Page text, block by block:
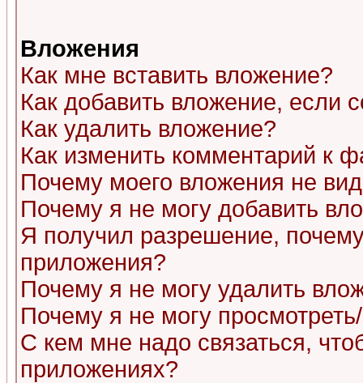
Вложения
Как мне вставить вложение?
Как добавить вложение, если
Как удалить вложение?
Как изменить комментарий к
Почему моего вложения не
Почему я не могу добавить
Я получил разрешение,
приложения?
Почему я не могу удалить
Почему я не могу
С кем мне надо связаться,
приложениях?